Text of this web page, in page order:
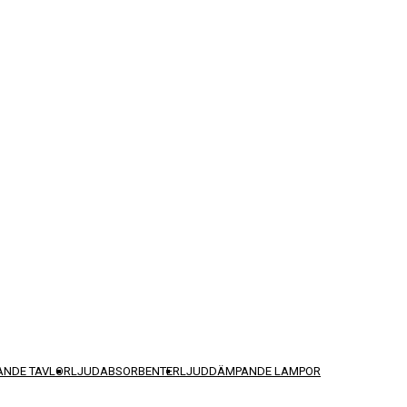
TAVLORLJUDABSORBENTERLJUDDÄMPANDE LAMPOR